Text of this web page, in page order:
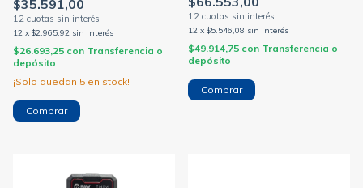
$35.591,00
12 x $2.965,92 sin interés
$26.693,25 con Transferencia o
depósito
¡Solo quedan 5 en stock!
12 x $5.546,08 sin interés
$49.914,75 con Transferencia o
depósito